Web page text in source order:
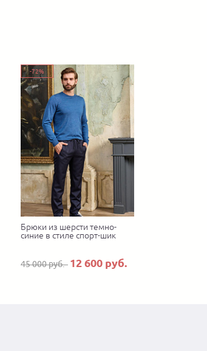
-72%
Брюки из шерсти темно-
синие в стиле спорт-шик
45 000 руб. 12 600 руб.